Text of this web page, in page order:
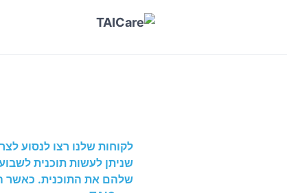
לקוחות שלנו רצו לנסוע
שלהם את התוכנית. כאשר